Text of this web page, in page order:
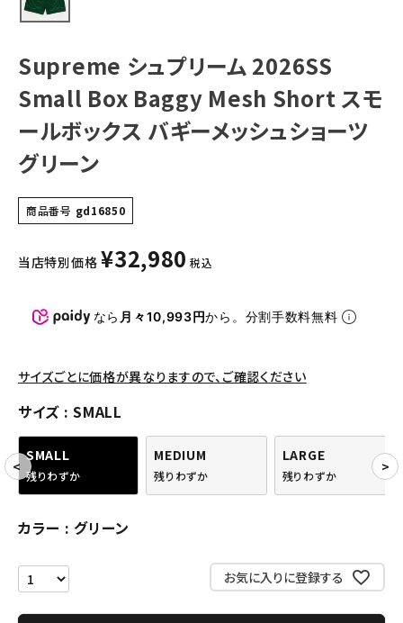
パーカー・トレーナー
キャップ・ハット
ニット帽・ビーニー
バックパック・リュック
その他バッグ類
スニーカー・ブーツ
パンツ・ショーツ
SEASON
CONTENTS
ACCOUNT MENU
Follow us
Supreme シュプリーム 2026SS
Small Box Baggy Mesh Short スモ
ールボックス バギーメッシュショーツ
グリーン
商品番号 gd16850
当店特別価格 ¥32,980 税込
なら 月々10,993円から。分割手数料無料
サイズごとに価格が異なりますので、ご確認ください
サイズ SMALL
SMALL
残りわずか
MEDIUM
残りわずか
LARGE
残りわずか
カラー グリーン
お気に入りに登録する